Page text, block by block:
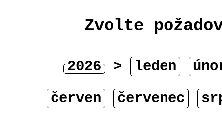
Zvolte
2026 > leden
červen
červenec